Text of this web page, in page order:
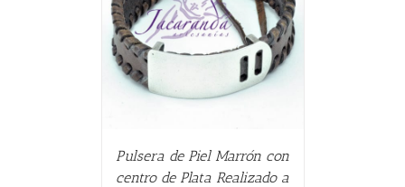
Pulsera de Piel Marrón con
centro de Plata Realizado a